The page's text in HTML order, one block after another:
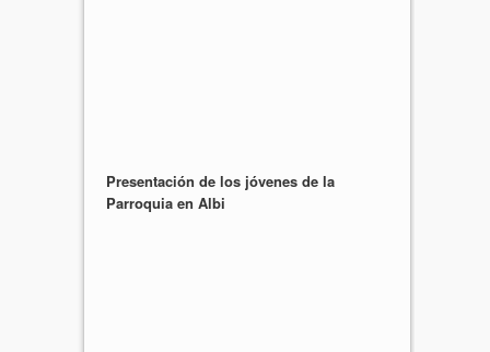
Presentación de los jóvenes de la
Parroquia en Albi